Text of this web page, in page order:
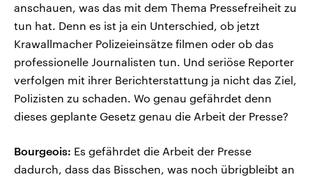
anschauen, was das mit dem Thema Pressefreiheit zu
tun hat. Denn es ist ja ein Unterschied, ob jetzt
Krawallmacher Polizeieinsätze filmen oder ob das
professionelle Journalisten tun. Und seriöse Reporter
verfolgen mit ihrer Berichterstattung ja nicht das Ziel,
Polizisten zu schaden. Wo genau gefährdet denn
dieses geplante Gesetz genau die Arbeit der Presse?
Bourgeois: Es gefährdet die Arbeit der Presse
dadurch, dass das Bisschen, was noch übrigbleibt an